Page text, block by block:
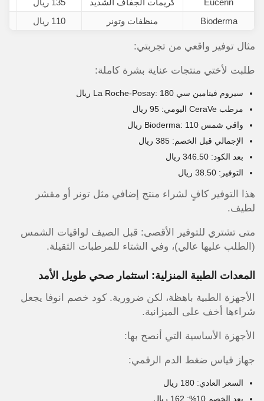
Eucerin
كريمات الجفاف الشديد 135 ريال
Bioderma
منظفات وتونر 110 ريال
مثال توفير واقعي من تجربتي:
طلبت لأختي منتجات عناية بشرة كاملة:
سيروم فيتامين سي La Roche-Posay: 180 ريال
مرطب CeraVe اليومي: 95 ريال
واقي شمس Bioderma: 110 ريال
الإجمالي قبل الخصم: 385 ريال
بعد الكود: 346.50 ريال
التوفير: 38.50 ريال
هذا التوفير كافٍ لشراء منتج إضافي مثل تونر أو مقشر
لطيف.
متى تشتري للتوفير الأقصى: قبل الصيف لواقيات الشمس
(الطلب عليها عالي)، وفي الشتاء للمرطبات الثقيلة.
المعدات الطبية المنزلية: استثمار صحي طويل الأمد
الأجهزة الطبية باهظة، لكن ضرورية. كود خصم انوفا يجعل
شراءها أخف على الميزانية.
الأجهزة الأساسية التي أنصح بها:
جهاز قياس ضغط الدم الرقمي:
السعر العادي: 180 ريال
بعد الخصم 10%: 162 ريال